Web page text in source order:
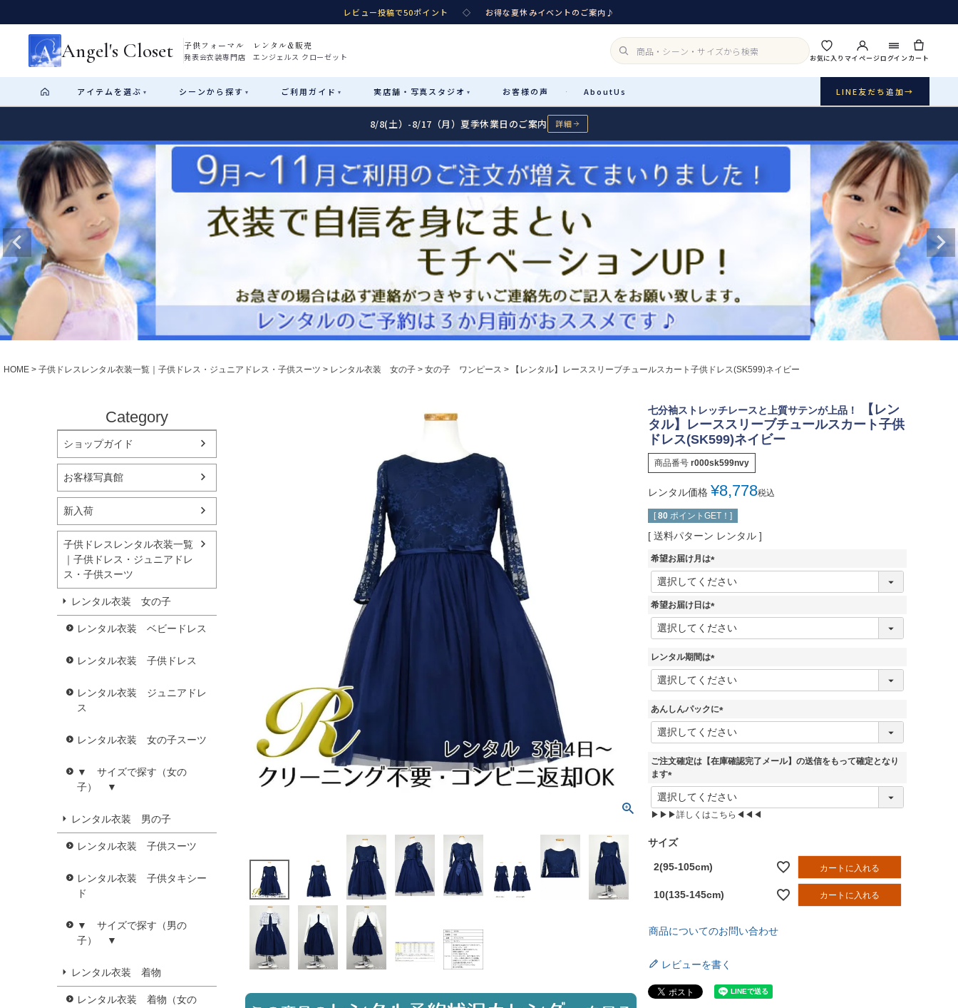
レビュー投稿で50ポイント ◇ お得な夏休みイベントのご案内♪
Angel's Closet 子供フォーマル レンタル&販売
発表会衣装専門店 エンジェルス クローゼット お気に入りマイページログインカート
アイテム を選ぶ ▾ シーンから探す ▾ ご利用ガイド ▾ 実店舗・ 写真スタジオ ▾ お客様の声 · AboutUs LINE友だち追加→
カテゴリ詳細→ サイズで選ぶ→
Rental レンタル
女の子ドレス
小物・アクセ パニエ
アウター レディース
Sale販売
コスチューム アウター インナー・パニエ
アクセサリー ジュエリー 音楽雑貨
性別・サイズで絞り込む→
Recital & Concours
舞台で輝くステージ衣装
Wedding Graduation & Entrance Shichi-Go-San
3歳・5歳・7歳の晴れの日
Start はじめに
01 ショップガイド（総合案内）
レンタル・販売の入口
02 サイズの選び方
測り方と目安
Angel's Closetについて
創業2003年からの想い
Rentalレンタル
04 レンタルのご案内
予約・配送・返却・料金
レンタルの流れ
06 あんしんパック
汚れ・キズ・破損の補償
Buy & Support ご購入・サポート
08 送料・お支払い
送料・決済方法
09 お問い合わせ
電話・メール・LINE
Atelier
実店舗 つくば店
Tsukuba Boutique
〒 茨城県土浦市大町14-16-1F
10:00–18:00（完全予約制）
月曜日
店舗を予約する →
写真スタジオ APS
Angel's Photo Studio
対応
予約
特典
スタジオを予約 →
8/8(土）-8/17（月）夏季休業日のご案内 詳細
HOME 子供ドレスレンタル衣装一覧｜子供ドレス・ジュニアドレス・子供スーツ レンタル衣装 女の子 女の子 ワンピース 【レンタル】レーススリーブチュールスカート子供ドレス(SK599)ネイビー
Category
ショップガイド
お客様写真館
新入荷
子供ドレスレンタル衣装一覧
｜子供ドレス・ジュニアドレ
ス・子供スーツ
レンタル衣装 女の子
レンタル衣装 ベビードレス
レンタル衣装 子供ドレス
レンタル衣装 ジュニアドレ
ス
レンタル衣装 女の子スーツ
▼ サイズで探す（女の
子） ▼
レンタル衣装 男の子
レンタル衣装 子供スーツ
レンタル衣装 子供タキシー
ド
▼ サイズで探す（男の
子） ▼
レンタル衣装 着物
レンタル衣装 着物（女の
七分袖ストレッチレースと上質サテンが上品！
【レン
タル】レーススリーブチュールスカート子供
ドレス(SK599)ネイビー
商品番号 r000sk599nvy
レンタル価格 ¥8,778税込
[ 80 ポイントGET！]
送料パターン レンタル
希望お届け月は
(
必
希望お届け日は
(
必
)
レンタル期間は
(
必
)
あんしんパックに
(
必
)
ご注文確定は【在庫確認完了メール】の送信をもって確定となり
ます
(
必
須
▶▶▶詳しくはこちら◀◀◀
サイズ
2(95-105cm) カートに入れる
10(135-145cm) カートに入れる
商品についてのお問い合わせ
レビューを書く